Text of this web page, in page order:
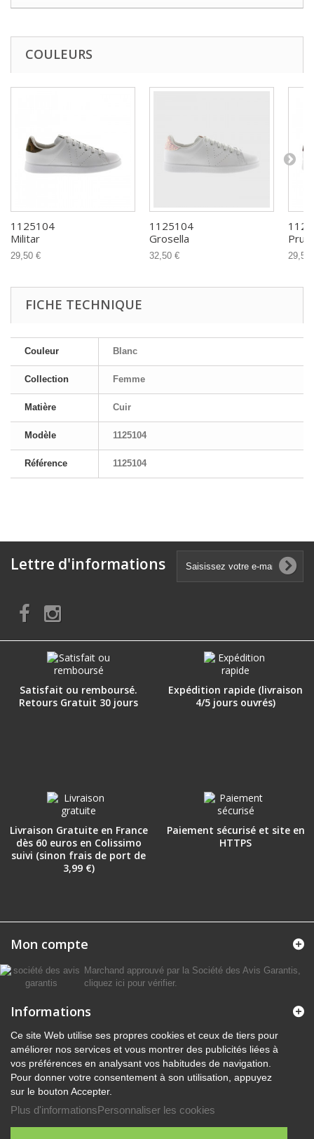
COULEURS
1125104
Militar
29,50 €
1125104
Grosella
32,50 € 29,50
FICHE TECHNIQUE
Couleur Blanc
Collection Femme
Matière Cuir
Modèle 1125104
Référence 1125104
Lettre d'informations
Satisfait ou remboursé.
Retours Gratuit 30 jours
Expédition rapide (livraison
4/5 jours ouvrés)
Livraison Gratuite en France
dès 60 euros en Colissimo
suivi (sinon frais de port de
3,99 €)
Paiement sécurisé et site en
HTTPS
Mon compte
Marchand approuvé par la Société des Avis Garantis,
cliquez ici pour vérifier.
Informations
Ce site Web utilise ses propres cookies et ceux de tiers pour
améliorer nos services et vous montrer des publicités liées à
vos préférences en analysant vos habitudes de navigation.
Pour donner votre consentement à son utilisation, appuyez
sur le bouton Accepter.
Plus d'informationsPersonnaliser les cookies